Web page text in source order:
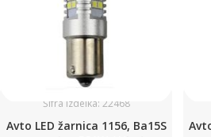
Šifra izdelka: 22468
Avto LED žarnica 1156, Ba15S